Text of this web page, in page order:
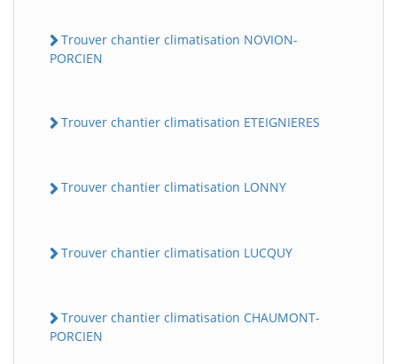
Trouver chantier climatisation NOVION-
PORCIEN
Trouver chantier climatisation ETEIGNIERES
Trouver chantier climatisation LONNY
Trouver chantier climatisation LUCQUY
Trouver chantier climatisation CHAUMONT-
PORCIEN
B Assistant en ligne